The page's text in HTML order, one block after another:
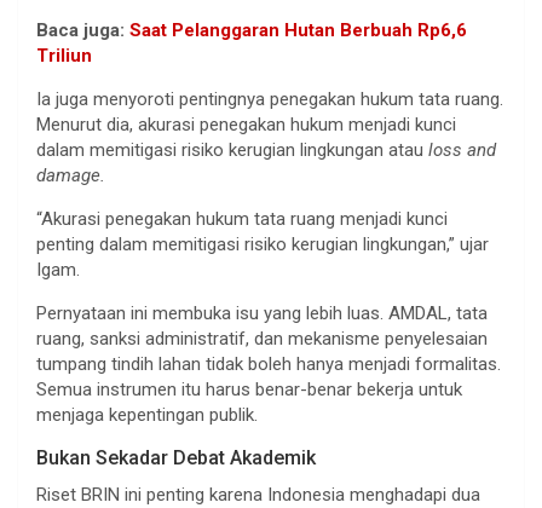
Baca juga: Saat Pelanggaran Hutan Berbuah Rp6,6
Triliun
Ia juga menyoroti pentingnya penegakan hukum tata ruang.
Menurut dia, akurasi penegakan hukum menjadi kunci
dalam memitigasi risiko kerugian lingkungan atau loss and
damage.
“Akurasi penegakan hukum tata ruang menjadi kunci
penting dalam memitigasi risiko kerugian lingkungan,” ujar
Igam.
Pernyataan ini membuka isu yang lebih luas. AMDAL, tata
ruang, sanksi administratif, dan mekanisme penyelesaian
tumpang tindih lahan tidak boleh hanya menjadi formalitas.
Semua instrumen itu harus benar-benar bekerja untuk
menjaga kepentingan publik.
Bukan Sekadar Debat Akademik
Riset BRIN ini penting karena Indonesia menghadapi dua